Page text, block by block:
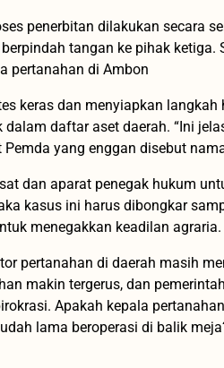
penerbitan dilakukan secara
tangan ke pihak
pertanahan di Ambon
keras dan menyiapkan
daftar aset daerah. “Ini
yang enggan disebut
dan aparat penegak hukum
kasus ini harus dibongkar
menegakkan keadilan agraria.
pertanahan di daerah masih
makin tergerus, dan
Apakah kepala
lama beroperasi di balik